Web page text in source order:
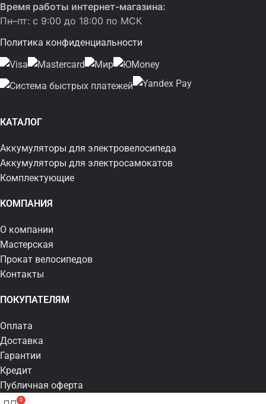
Время работы интернет-магазина:
Пн–пт: с 9:00 до 18:00 по МСК
Политика конфиденциальности
КАТАЛОГ
Аккумуляторы для электровелосипеда
Аккумуляторы для электросамокатов
Комплектующие
КОМПАНИЯ
О компании
Мастерская
Прокат велосипедов
Контакты
ПОКУПАТЕЛЯМ
Оплата
Доставка
Гарантии
Кредит
Публичная оферта
0